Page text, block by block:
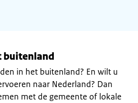
buitenland
in het buitenland? En wilt u
naar Nederland? Dan
met de gemeente of lokale